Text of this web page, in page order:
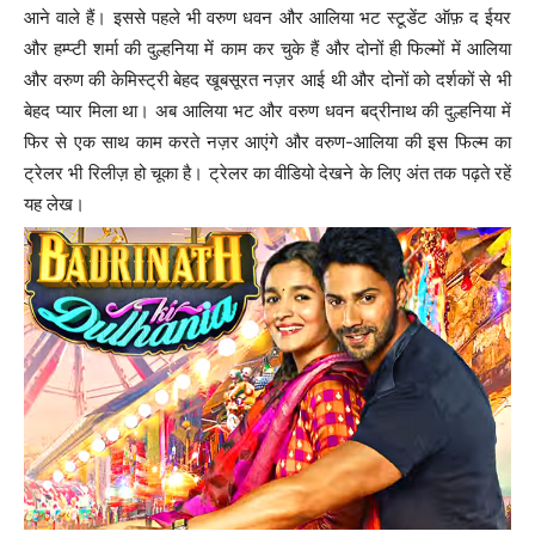
आने वाले हैं। इससे पहले भी वरुण धवन और आलिया भट स्टूडेंट ऑफ़ द ईयर
और हम्प्टी शर्मा की दुल्हनिया में काम कर चुके हैं और दोनों ही फिल्मों में आलिया
और वरुण की केमिस्ट्री बेहद खूबसूरत नज़र आई थी और दोनों को दर्शकों से भी
बेहद प्यार मिला था। अब आलिया भट और वरुण धवन बद्रीनाथ की दुल्हनिया में
फिर से एक साथ काम करते नज़र आएंगे और वरुण-आलिया की इस फिल्म का
ट्रेलर भी रिलीज़ हो चूका है। ट्रेलर का वीडियो देखने के लिए अंत तक पढ़ते रहें
यह लेख।